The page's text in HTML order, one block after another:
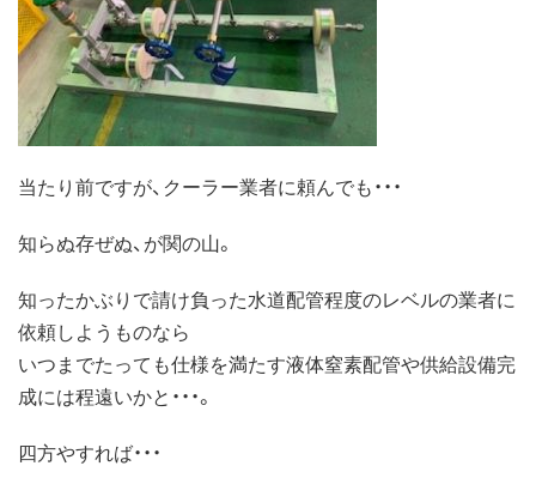
当たり前ですが、クーラー業者に頼んでも・・・
知らぬ存ぜぬ、が関の山。
知ったかぶりで請け負った水道配管程度のレベルの業者に
依頼しようものなら
いつまでたっても仕様を満たす液体窒素配管や供給設備完
成には程遠いかと・・・。
四方やすれば・・・